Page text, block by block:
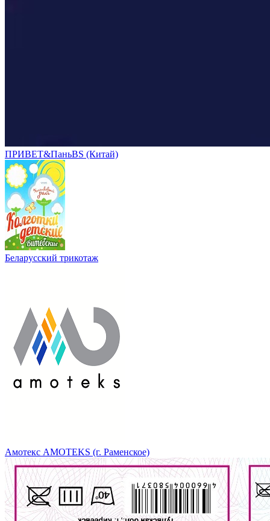
ПРИВЕТ&ПаньBS (Китай)
Беларусский трикотаж
Амотекс AMOTEKS (г. Раменское)